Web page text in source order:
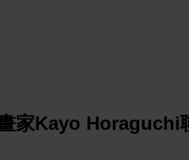
家Kayo Horaguchi